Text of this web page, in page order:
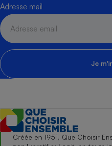
Adresse mail
Je
Créée en 1951, Que Choisir